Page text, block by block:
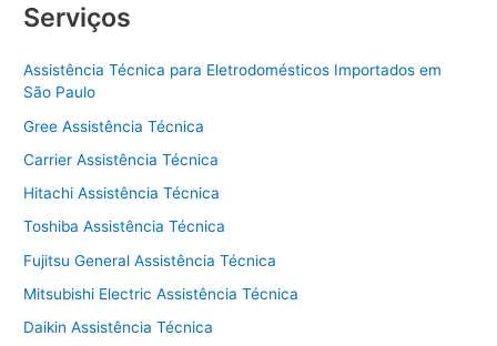
c
e
b
o
o
k
itt
er s
p
p
l
Serviços
Assistência Técnica para Eletrodomésticos Importados em
São Paulo
Gree Assistência Técnica
Carrier Assistência Técnica
Hitachi Assistência Técnica
Toshiba Assistência Técnica
Fujitsu General Assistência Técnica
Mitsubishi Electric Assistência Técnica
Daikin Assistência Técnica